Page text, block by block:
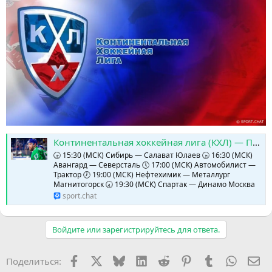
Континентальная хоккейная лига (КХЛ) — Полное расписание игрового дня » SPORTCHAT - Новости спорта | Футбол | Онлайн трансляции | Чат | Результаты матчей | Спорт | Прогнозы на спорт
🕞 15:30 (МСК) Сибирь — Салават Юлаев 🕟 16:30 (МСК)
Авангард — Северсталь 🕔 17:00 (МСК) Автомобилист —
Трактор 🕖 19:00 (МСК) Нефтехимик — Металлург
Магнитогорск 🕢 19:30 (МСК) Спартак — Динамо Москва
sport.chat
Войдите или зарегистрируйтесь для ответа.
Поделиться: FacebookX (Twitter)
BlueskyLinkedIn
Reddit PinterestTumblr